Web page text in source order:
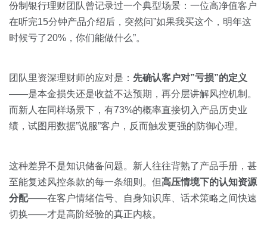
交易跟进
培训辅导
份制银行理财团队曾记录过一个典型场景：一位高净值客户
在听完15分钟产品介绍后，突然问”如果我买这个，明年这
时候亏了20%，你们能做什么”。
团队里资深理财师的应对是： 先确认客户对”亏损”的定义
——是本金损失还是收益不达预期，再分层讲解风控机制。
而新人在同样场景下，有73%的概率直接切入产品历史业
绩，试图用数据”说服”客户，反而触发更强的防御心理。
这种差异不是知识储备问题。新人往往背熟了产品手册，甚
至能复述风控条款的每一条细则。但高压情境下的认知资源
分配——在客户情绪信号、自身知识库、话术策略之间快速
切换——才是高阶经验的真正内核。